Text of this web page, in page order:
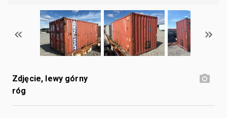
Zdjęcie, lewy górny
róg